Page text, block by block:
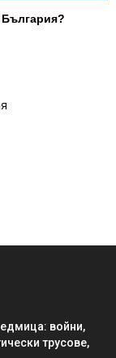
България?
войни,
трусове,